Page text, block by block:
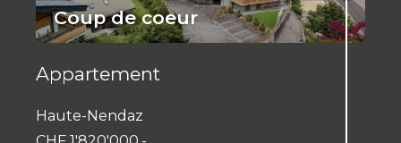
Coup de coeur
Appartement
Haute-Nendaz